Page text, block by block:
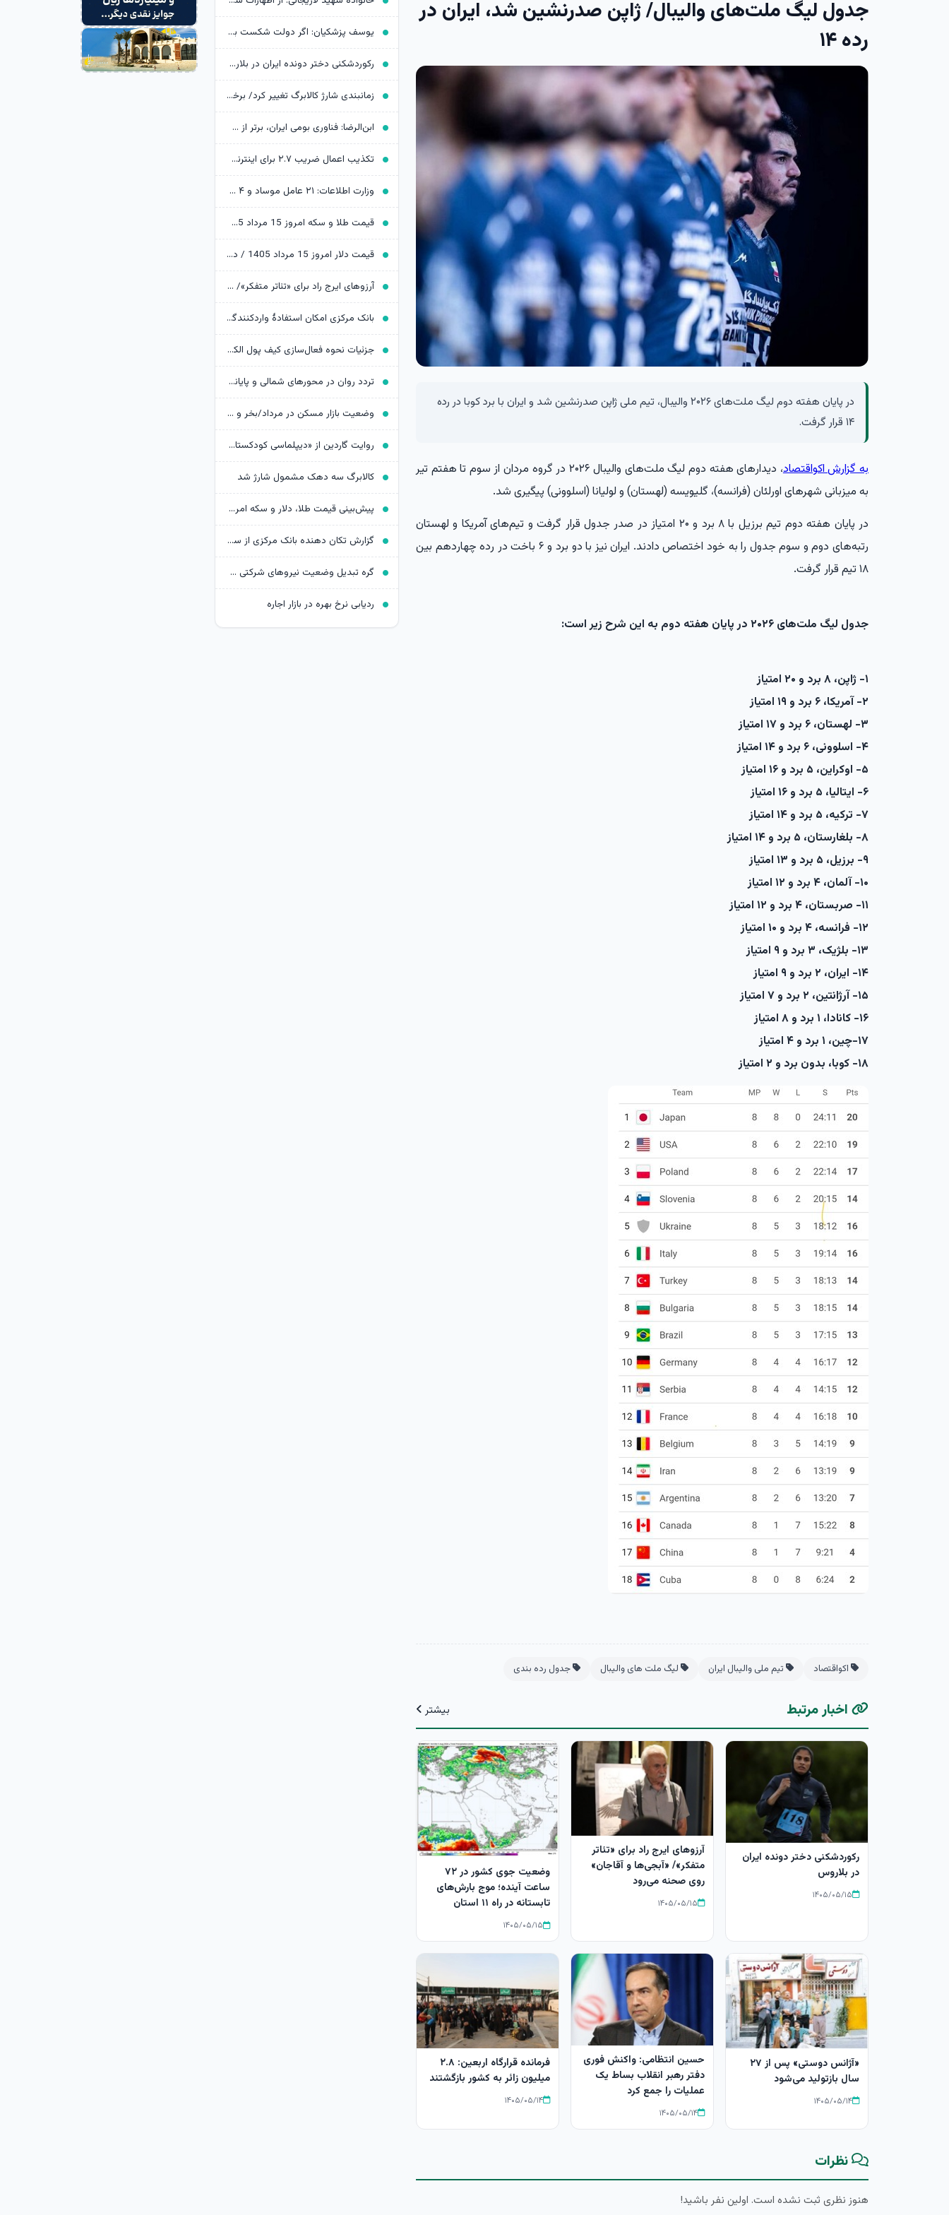
جدول لیگ ملت‌های والیبال/ ژاپن صدرنشین شد، ایران در
رده ۱۴
در پایان هفته دوم لیگ ملت‌های ۲۰۲۶ والیبال، تیم ملی ژاپن صدرنشین شد و ایران با برد کوبا در رده
۱۴ قرار گرفت.
به گزارش اکواقتصاد
، دیدارهای هفته دوم لیگ ملت‌های والیبال ۲۰۲۶ در گروه مردان از سوم تا هفتم تیر
به میزبانی شهرهای اورلئان (فرانسه)، گلیویسه (لهستان) و لولیانا (اسلوونی) پیگیری شد.
در پایان هفته دوم تیم برزیل با ۸ برد و ۲۰ امتیاز در صدر جدول قرار گرفت و تیم‌های آمریکا و لهستان
رتبه‌های دوم و سوم جدول را به خود اختصاص دادند. ایران نیز با دو برد و ۶ باخت در رده چهاردهم بین
۱۸ تیم قرار گرفت.
جدول لیگ ملت‌های ۲۰۲۶ در پایان هفته دوم به این شرح زیر است:
۱- ژاپن، ۸ برد و ۲۰ امتیاز
۲- آمریکا، ۶ برد و ۱۹ امتیاز
۳- لهستان، ۶ برد و ۱۷ امتیاز
۴- اسلوونی، ۶ برد و ۱۴ امتیاز
۵- اوکراین، ۵ برد و ۱۶ امتیاز
۶- ایتالیا، ۵ برد و ۱۶ امتیاز
۷- ترکیه، ۵ برد و ۱۴ امتیاز
۸- بلغارستان، ۵ برد و ۱۴ امتیاز
۹- برزیل، ۵ برد و ۱۳ امتیاز
۱۰- آلمان، ۴ برد و ۱۲ امتیاز
۱۱- صربستان، ۴ برد و ۱۲ امتیاز
۱۲- فرانسه، ۴ برد و ۱۰ امتیاز
۱۳- بلژیک، ۳ برد و ۹ امتیاز
۱۴- ایران، ۲ برد و ۹ امتیاز
۱۵- آرژانتین، ۲ برد و ۷ امتیاز
۱۶- کانادا، ۱ برد و ۸ امتیاز
۱۷-چین، ۱ برد و ۴ امتیاز
۱۸- کوبا، بدون برد و ۲ امتیاز
اکواقتصاد تیم ملی والیبال ایران لیگ ملت های والیبال جدول رده بندی
اخبار مرتبط بیشتر
رکوردشکنی دختر دونده ایران
در بلاروس
۱۴۰۵/۰۵/۱۵
آرزوهای ایرج راد برای «تئاتر
متفکر»/ «آبجی‌ها و آقاجان»
روی صحنه می‌رود
۱۴۰۵/۰۵/۱۵
وضعیت جوی کشور در ۷۲
ساعت آینده؛ موج بارش‌های
تابستانه در راه ۱۱ استان
۱۴۰۵/۰۵/۱۵
«آژانس دوستی» پس از ۲۷
سال بازتولید می‌شود
۱۴۰۵/۰۵/۱۴
حسین انتظامی: واکنش فوری
دفتر رهبر انقلاب بساط یک
عملیات را جمع کرد
۱۴۰۵/۰۵/۱۴
فرمانده قرارگاه اربعین: ۲.۸
میلیون زائر به کشور بازگشتند
۱۴۰۵/۰۵/۱۴
نظرات
هنوز نظری ثبت نشده است. اولین نفر باشید!
یوسف پزشکیان: اگر دولت شکست بخورد، ایران شکست می‌خورد
رکوردشکنی دختر دونده ایران در بلاروس
زمانبندی شارژ کالابرگ تغییر کرد/ برخی خانوارها اعتبار را ماه بعد دریافت می‌کنند
ابن‌الرضا: فناوری بومی ایران، برتر از هر سامانه وارداتی در منطقه است
تکذیب اعمال ضریب ۲.۷ برای اینترنت بین‌الملل از سوی سازمان تنظیم مقررات
وزارت اطلاعات: ۲۱ عامل موساد و ۴ عضو باندهای مسلح بازداشت شدند
قیمت طلا و سکه امروز 15 مرداد 1405/ فرمان بازار طلا به دست اونس جهانی افتاد
قیمت دلار امروز 15 مرداد 1405 / دلار ۴ هزار تومان ریخت
آرزوهای ایرج راد برای «تئاتر متفکر»/ «آبجی‌ها و آقاجان» روی صحنه می‌رود
بانک مرکزی امکان استفادۀ واردکنندگان دارو از اوراق گام را تا پایان امسال تمدید کرد
جزئیات نحوه فعال‌سازی کیف پول الکترونیک
تردد روان در محورهای شمالی و پایانه‌های مرزی اربعین
وضعیت بازار مسکن در مرداد/بخر و بفروش‌ها دست از کار کشیدند
روایت گاردین از «دیپلماسی کودکستانی» ترامپ در برابر ایران
کالابرگ سه دهک مشمول شارژ شد
پیش‌بینی قیمت طلا، دلار و سکه امروز 15 مرداد 1405/ بازار منتظر مذاکرات تنگه هرمز
گزارش تکان‌ دهنده بانک مرکزی از سفره ایرانی‌ها؛ تورم چگونه فقرا را فقیرتر کرد؟
گره تبدیل وضعیت نیروهای شرکتی / قانون مانع است یا پیمانکاران؟
ردیابی نرخ بهره در بازار اجاره